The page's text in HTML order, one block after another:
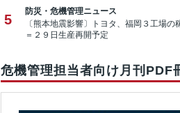
5
防災・危機管理ニュース
〔熊本地震影響〕トヨタ、福岡３工場の
＝２９日生産再開予定
危機管理担当者向け月刊PDF